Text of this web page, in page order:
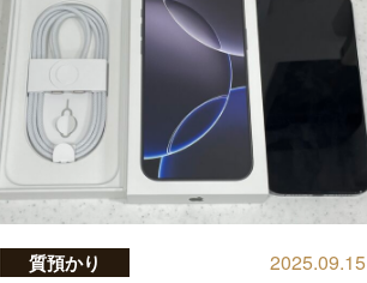
質預かり
2025.09.15